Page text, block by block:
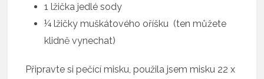
1 lžička jedlé sody
¼ lžičky muškátového oříšku (ten můžete
klidně vynechat)
Připravte si pečící misku, použila jsem misku 22 x